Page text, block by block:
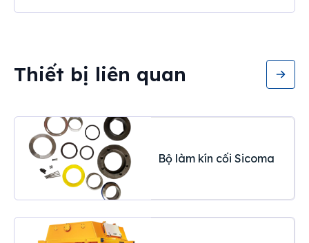
Thiết bị liên quan
Bộ làm kín cối Sicoma